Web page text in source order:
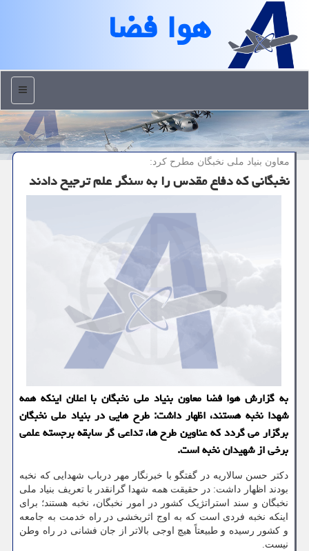
هوا فضا
منو
معاون بنیاد ملی نخبگان مطرح كرد:
نخبگانی كه دفاع مقدس را به سنگر علم ترجیح دادند
به گزارش هوا فضا معاون بنیاد ملی نخبگان با اعلان اینكه همه
شهدا نخبه هستند، اظهار داشت: طرح هایی در بنیاد ملی نخبگان
برگزار می گردد كه عناوین طرح ها، تداعی گر سابقه برجسته علمی
برخی از شهیدان نخبه است.
دکتر حسن سالاریه در گفتگو با خبرنگار مهر درباب شهدایی که نخبه
بودند اظهار داشت: در حقیقت همه شهدا گرانقدر با تعریف بنیاد ملی
نخبگان و سند استراتژیک کشور در امور نخبگان، نخبه هستند؛ برای
اینکه نخبه فردی است که به اوج اثربخشی در راه خدمت به جامعه
و کشور رسیده و طبیعتاً هیچ اوجی بالاتر از جان فشانی در راه وطن
نیست.